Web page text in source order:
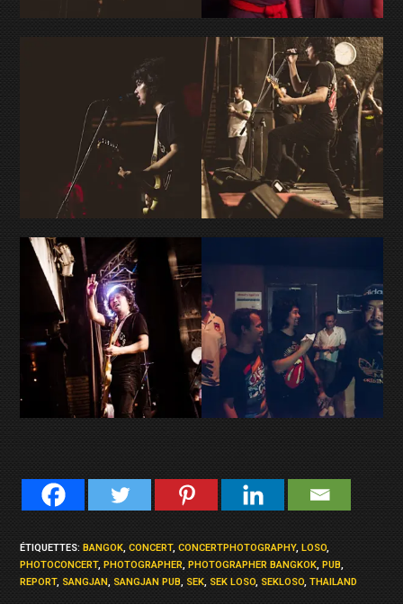
ÉTIQUETTES: BANGOK, CONCERT, CONCERTPHOTOGRAPHY, LOSO,
PHOTOCONCERT, PHOTOGRAPHER, PHOTOGRAPHER BANGKOK, PUB,
REPORT, SANGJAN, SANGJAN PUB, SEK, SEK LOSO, SEKLOSO, THAILAND